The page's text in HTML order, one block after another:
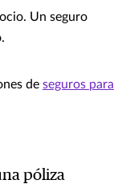
Un seguro
de seguros para
póliza